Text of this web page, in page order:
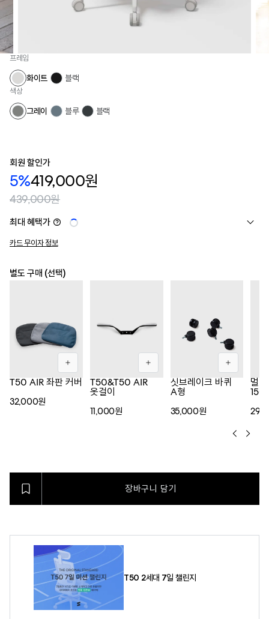
프레임
화이트 블랙
색상
그레이 블루 블랙
회원 할인가
5%419,000원
439,000원
최대 혜택가
카드 무이자 정보
별도 구매 (선택)
T50 AIR 좌판 커버
32,000원
T50&T50 AIR
옷걸이
11,000원
싯브레이크 바퀴
A형
35,000원
멀
장바구니 담기
T50 2세대 7일 챌린지